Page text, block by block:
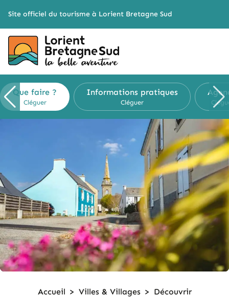
Site officiel du tourisme à Lorient Bretagne Sud
Que faire ?
Cléguer
Informations pratiques
Cléguer
Accueil > Villes & Villages > Découvrir